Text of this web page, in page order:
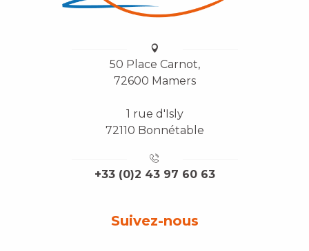
50 Place Carnot,
72600 Mamers
1 rue d'Isly
72110 Bonnétable
+33 (0)2 43 97 60 63
Suivez-nous